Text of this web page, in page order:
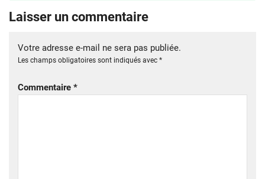
Laisser un commentaire
Votre adresse e-mail ne sera pas publiée.
Les champs obligatoires sont indiqués avec *
Commentaire *